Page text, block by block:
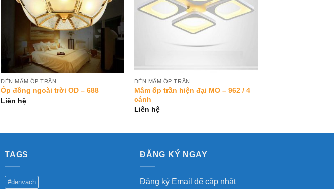
ĐÈN MÂM ỐP TRẦN
Ốp đồng ngoài trời OD – 688
Liên hệ
ĐÈN MÂM ỐP TRẦN
Mâm ốp trần hiện đại MO – 962 / 4
cánh
Liên hệ
TAGS
#denvach
ĐĂNG KÝ NGAY
Đăng ký Email để cập nhật